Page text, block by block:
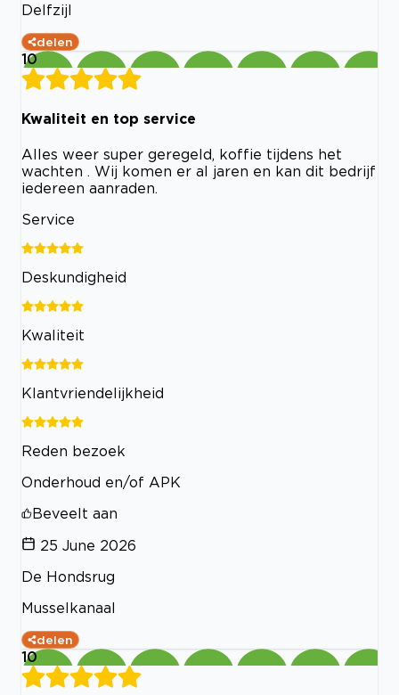
Delfzijl
delen
10
Kwaliteit en top service
Alles weer super geregeld, koffie tijdens het
wachten . Wij komen er al jaren en kan dit bedrijf
iedereen aanraden.
Service
Deskundigheid
Kwaliteit
Klantvriendelijkheid
Reden bezoek
Onderhoud en/of APK
Beveelt aan
25 June 2026
De Hondsrug
Musselkanaal
delen
10